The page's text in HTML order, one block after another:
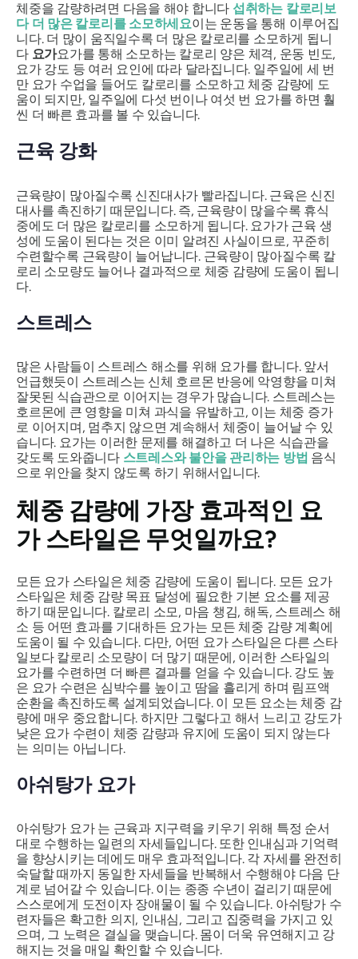
체중을 감량하려면 다음을 해야 합니다 섭취하는 칼로리보
다 더 많은 칼로리를 소모하세요이는 운동을 통해 이루어집
니다. 더 많이 움직일수록 더 많은 칼로리를 소모하게 됩니
다 요가요가를 통해 소모하는 칼로리 양은 체격, 운동 빈도,
요가 강도 등 여러 요인에 따라 달라집니다. 일주일에 세 번
만 요가 수업을 들어도 칼로리를 소모하고 체중 감량에 도
움이 되지만, 일주일에 다섯 번이나 여섯 번 요가를 하면 훨
씬 더 빠른 효과를 볼 수 있습니다.
근육 강화
근육량이 많아질수록 신진대사가 빨라집니다. 근육은 신진
대사를 촉진하기 때문입니다. 즉, 근육량이 많을수록 휴식
중에도 더 많은 칼로리를 소모하게 됩니다. 요가가 근육 생
성에 도움이 된다는 것은 이미 알려진 사실이므로, 꾸준히
수련할수록 근육량이 늘어납니다. 근육량이 많아질수록 칼
로리 소모량도 늘어나 결과적으로 체중 감량에 도움이 됩니
다.
스트레스
많은 사람들이 스트레스 해소를 위해 요가를 합니다. 앞서
언급했듯이 스트레스는 신체 호르몬 반응에 악영향을 미쳐
잘못된 식습관으로 이어지는 경우가 많습니다. 스트레스는
호르몬에 큰 영향을 미쳐 과식을 유발하고, 이는 체중 증가
로 이어지며, 멈추지 않으면 계속해서 체중이 늘어날 수 있
습니다. 요가는 이러한 문제를 해결하고 더 나은 식습관을
갖도록 도와줍니다 스트레스와 불안을 관리하는 방법 음식
으로 위안을 찾지 않도록 하기 위해서입니다.
체중 감량에 가장 효과적인 요
가 스타일은 무엇일까요?
모든 요가 스타일은 체중 감량에 도움이 됩니다. 모든 요가
스타일은 체중 감량 목표 달성에 필요한 기본 요소를 제공
하기 때문입니다. 칼로리 소모, 마음 챙김, 해독, 스트레스 해
소 등 어떤 효과를 기대하든 요가는 모든 체중 감량 계획에
도움이 될 수 있습니다. 다만, 어떤 요가 스타일은 다른 스타
일보다 칼로리 소모량이 더 많기 때문에, 이러한 스타일의
요가를 수련하면 더 빠른 결과를 얻을 수 있습니다. 강도 높
은 요가 수련은 심박수를 높이고 땀을 흘리게 하며 림프액
순환을 촉진하도록 설계되었습니다. 이 모든 요소는 체중 감
량에 매우 중요합니다. 하지만 그렇다고 해서 느리고 강도가
낮은 요가 수련이 체중 감량과 유지에 도움이 되지 않는다
는 의미는 아닙니다.
아쉬탕가 요가
아쉬탕가 요가는 근육과 지구력을 키우기 위해 특정 순서
대로 수행하는 일련의 자세들입니다. 또한 인내심과 기억력
을 향상시키는 데에도 매우 효과적입니다. 각 자세를 완전히
숙달할 때까지 동일한 자세들을 반복해서 수행해야 다음 단
계로 넘어갈 수 있습니다. 이는 종종 수년이 걸리기 때문에
스스로에게 도전이자 장애물이 될 수 있습니다. 아쉬탕가 수
련자들은 확고한 의지, 인내심, 그리고 집중력을 가지고 있
으며, 그 노력은 결실을 맺습니다. 몸이 더욱 유연해지고 강
해지는 것을 매일 확인할 수 있습니다.